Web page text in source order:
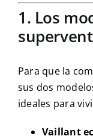
1. Los
Para que la
sus dos
ideales para
Vaillant